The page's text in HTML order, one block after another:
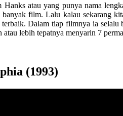
atau yang punya nama
film. Lalu kalau sekarang
Dalam tiap filmnya ia
lebih tepatnya menyarin 7
(1993)